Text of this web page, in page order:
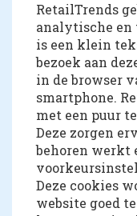
RetailTrends
analytische en
is een klein
bezoek aan
in de browser
smartphone.
met een puur
Deze zorgen
behoren werkt
Deze cookies
website goed